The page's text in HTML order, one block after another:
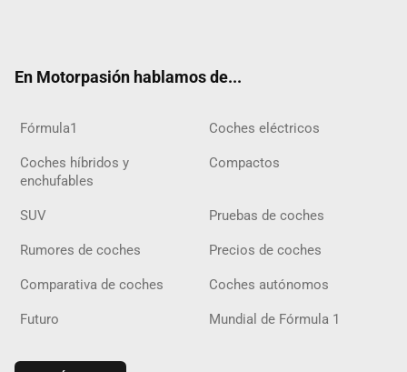
En Motorpasión hablamos de...
Fórmula1 Coches eléctricos
Coches híbridos y
enchufables
Compactos
SUV Pruebas de coches
Rumores de coches Precios de coches
Comparativa de coches Coches autónomos
Futuro Mundial de Fórmula 1